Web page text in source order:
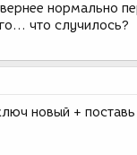
нормально
что случилось?
новый +